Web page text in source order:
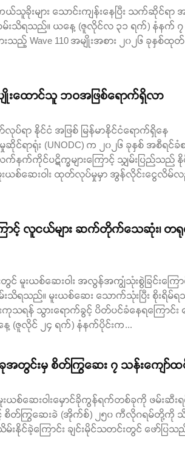
းများ သောင်းကျန်းနေပြီး သက်ဆိုင်ရာ အ
မ်းသိရသည်။ ယနေ့ (ဇူလိုင်လ ၃၁ ရက်) နံနက် ၇
သည့် Wave 110 အမျိုးအစား ၂၀၂၆ ခုနှစ်
းထောင်သူ ဘဝအဖြစ်ရောက်ရှိလာ
ပ်ရာ နိုင်ငံ အဖြစ် မြန်မာနိုင်ငံရောက်ရှိနေ
မှုဆိုင်ရာရုံး (UNODC) က ၂၀၂၆ ခုနှစ် အစီရ
နက်ကိုင်ပဋိက္ခများကြောင့် သျှမ်းပြည်သည် နို
မူးယစ်ဆေးဝါး ထုတ်လုပ်မှုမှာ အွန်လိုင်းငွေလိမ်
ြောင့် လူငယ်များ ဆက်တိုက်သေဆုံး၊
င် မူးယစ်ဆေးဝါး အလွန်အကျွံသုံးစွဲခြင်းကြေ
သိရသည်။ မူးယစ်ဆေး သောက်သုံးပြီး စိုးရိမ်ရ
ရန် သွားရောက်ခွင့် ပိတ်ပင်ခံနေရကြောင်း
(ဇူလိုင် ၂၄ ရက်) နံနက်ပိုင်းက...
တွင်းမှ စိတ်ကြွဆေး ၇ သန်းကျော်ထ
ယစ်ဆေးဝါးမှောင်ခိုကွန်ရက်တစ်ခုကို ဖမ်းဆီးရမိ
င့် စိတ်ကြွဆေးခဲ (အိုက်စ်) ၂၅၀ ကီလိုဂရမ်တို့ကို
နိုင်ခဲ့ကြောင်း ချင်းမိုင်သတင်းတွင် ဖော်ပြသ